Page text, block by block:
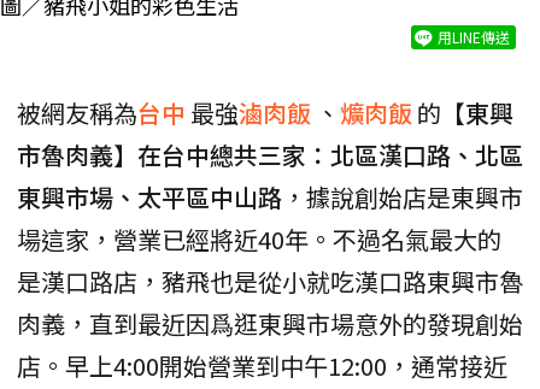
用LINE傳送
被網友稱為台中 最強滷肉飯 、 爌肉飯 的 【東興
市魯肉義】在台中總共三家：北區漢口路、北區
東興市場、太平區中山路 ，據說創始店是東興市
場這家，營業已經將近40年。不過名氣最大的
是漢口路店，豬飛也是從小就吃漢口路東興市魯
肉義，直到最近因爲逛東興市場意外的發現創始
店。早上4:00開始營業到中午12:00，通常接近